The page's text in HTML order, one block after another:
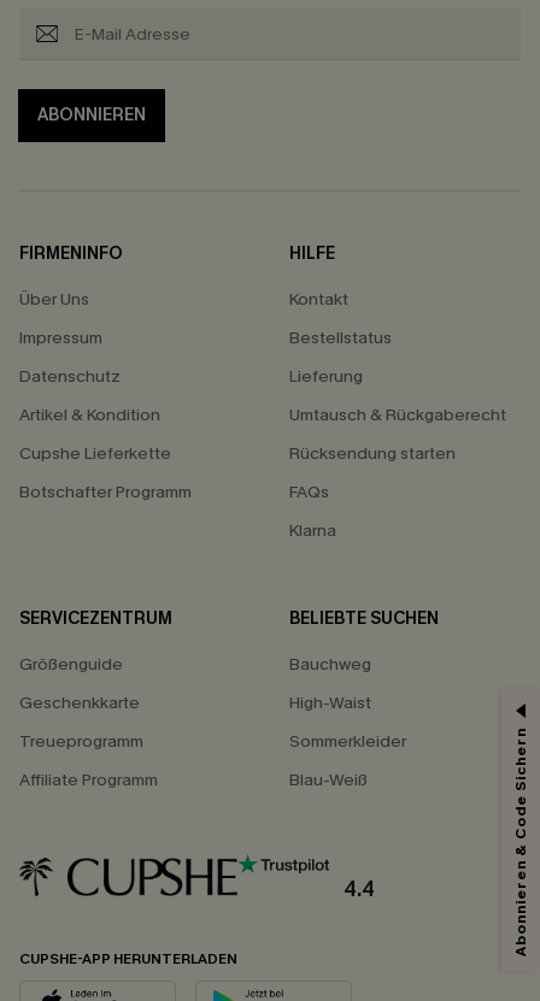
ABONNIEREN
FIRMENINFO
Über Uns
Impressum
Datenschutz
Artikel & Kondition
Cupshe Lieferkette
Botschafter Programm
HILFE
Kontakt
Bestellstatus
Lieferung
Umtausch & Rückgaberecht
Rücksendung starten
FAQs
Klarna
SERVICEZENTRUM
Größenguide
Geschenkkarte
Treueprogramm
Affiliate Programm
BELIEBTE SUCHEN
Bauchweg
High-Waist
Sommerkleider
Blau-Weiß
4.4
CUPSHE-APP HERUNTERLADEN
Abonnieren & Code Sichern